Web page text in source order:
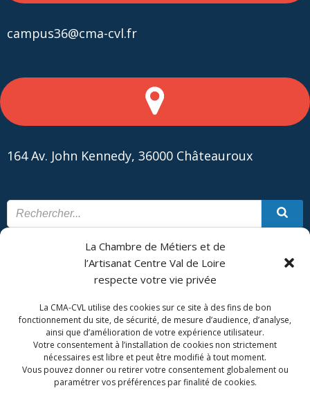
La Chambre de Métiers et de
l’Artisanat Centre Val de Loire
respecte votre vie privée
La CMA-CVL utilise des cookies sur ce site à des fins de bon
fonctionnement du site, de sécurité, de mesure d’audience, d’analyse,
ainsi que d’amélioration de votre expérience utilisateur.
Votre consentement à l’installation de cookies non strictement
nécessaires est libre et peut être modifié à tout moment.
Vous pouvez donner ou retirer votre consentement globalement ou
paramétrer vos préférences par finalité de cookies.
campus36@cma-cvl.fr
164 Av. John Kennedy, 36000 Châteauroux
CONTACT PLAN DU SITE
CMA Formation - Châteauroux est géré par la Chambre de
Métiers et de l'Artisanat Centre Val de Loire.